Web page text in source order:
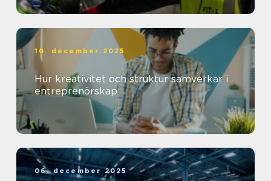
10. december 2025
Hur kreativitet och struktur samverkar i
entreprenörskap
06. december 2025